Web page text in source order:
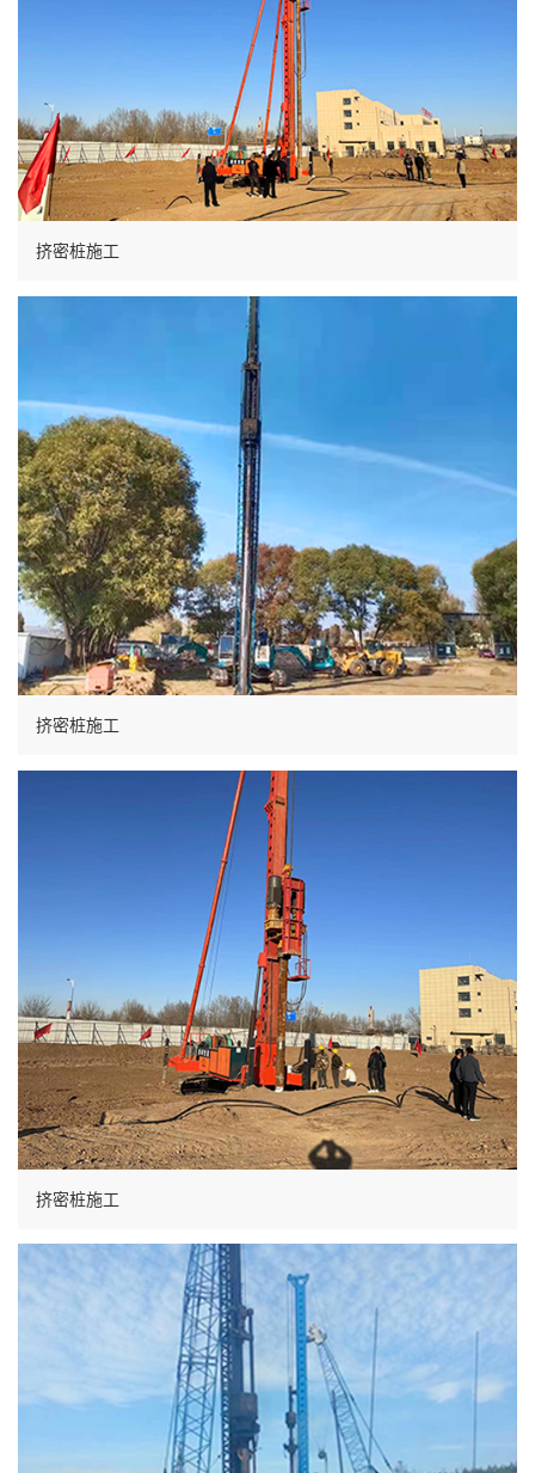
挤密桩施工
挤密桩施工
挤密桩施工